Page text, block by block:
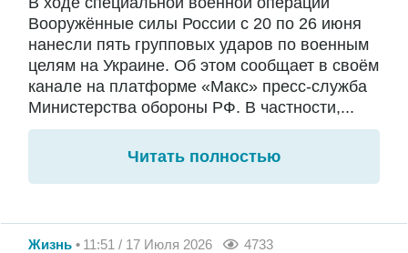
Вооружённые силы России с 20 по 26 июня
нанесли пять групповых ударов по военным
целям на Украине. Об этом сообщает в своём
канале на платформе «Макс» пресс-служба
Министерства обороны РФ. В частности,...
Читать полностью
Жизнь 11:51 / 17 Июля 2026 4733